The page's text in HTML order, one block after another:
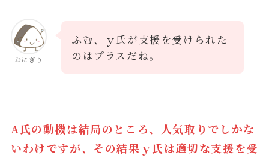
おにぎり
ふむ、ｙ氏が支援を受けられた
のはプラスだね。
A氏の動機は結局のところ、人気取りでしかな
いわけですが、その結果ｙ氏は適切な支援を受